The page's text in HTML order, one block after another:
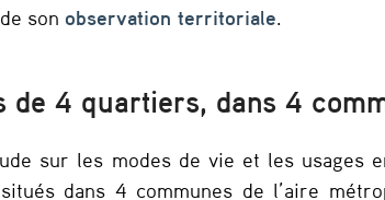
son observation territoriale.
de 4 quartiers, dans 4
sur les modes de vie et les usages
dans 4 communes de l’aire